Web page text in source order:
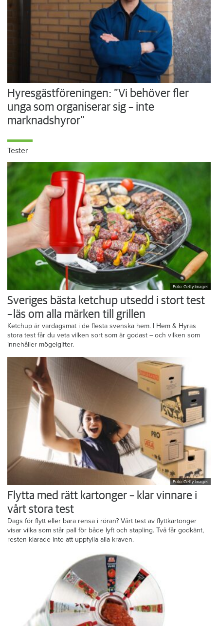
Hyresgästföreningen: ”Vi behöver fler
unga som organiserar sig – inte
marknadshyror”
Tester
Foto: Getty Images
Sveriges bästa ketchup utsedd i stort test
– läs om alla märken till grillen
Ketchup är vardagsmat i de flesta svenska hem. I Hem & Hyras
stora test får du veta vilken sort som är godast – och vilken som
innehåller mögelgifter.
Foto: Getty Images
Flytta med rätt kartonger – klar vinnare i
vårt stora test
Dags för flytt eller bara rensa i röran? Vårt test av flyttkartonger
visar vilka som står pall för både lyft och stapling. Två får godkänt,
resten klarade inte att uppfylla alla kraven.